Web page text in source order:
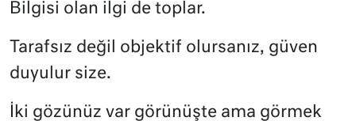
Bilgisi olan ilgi de toplar.
Tarafsız değil objektif olursanız, güven
duyulur size.
İki gözünüz var görünüşte ama görmek